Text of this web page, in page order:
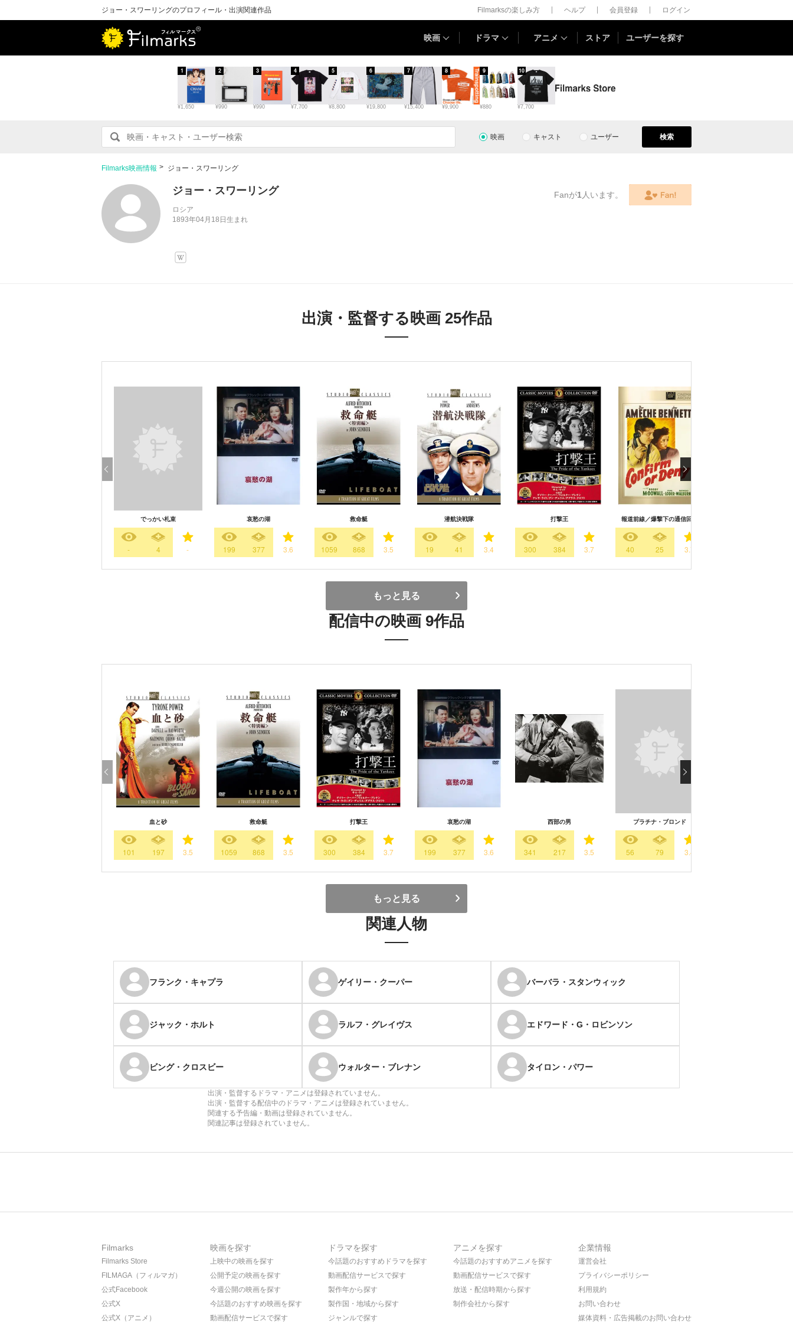
ジョー・スワーリングのプロフィール・出演関連作品 Filmarksの楽しみ方 ヘルプ 会員登録 ログイン
映画 ドラマ アニメ ストア ユーザーを探す
¥1,650
1
¥990
2
¥990
3
¥7,700
4
¥8,800
5
¥19,800
6
¥15,400
7
¥9,900
8
¥880
9
¥7,700
10
映画 キャスト ユーザー 検索
Filmarks映画情報 ジョー・スワーリング
ジョー・スワーリング
ロシア
1893年04月18日生まれ
Fanが1 人います。
出演・監督する映画 25作品
でっかい札束
- 4 -
哀愁の湖
199 377 3.6
救命艇
1059 868 3.5
潜航決戦隊
19 41 3.4
打撃王
300 384 3.7
報道前線／爆撃下の通信回線
40 25 3.7
もっと見る
配信中の映画 9作品
血と砂
101 197 3.5
救命艇
1059 868 3.5
打撃王
300 384 3.7
哀愁の湖
199 377 3.6
西部の男
341 217 3.5
プラチナ・ブロンド
56 79 3.4
もっと見る
関連人物
フランク・キャプラ ゲイリー・クーパー バーバラ・スタンウィック
ジャック・ホルト ラルフ・グレイヴス エドワード・G・ロビンソン
ビング・クロスビー ウォルター・ブレナン タイロン・パワー
出演・監督するドラマ・アニメは登録されていません。
出演・監督する配信中のドラマ・アニメは登録されていません。
関連する予告編・動画は登録されていません。
関連記事は登録されていません。
Filmarks
Filmarks Store
FILMAGA（フィルマガ）
公式Facebook
公式X
公式X（アニメ）
映画を探す
上映中の映画を探す
公開予定の映画を探す
今週公開の映画を探す
今話題のおすすめ映画を探す
動画配信サービスで探す
ドラマを探す
今話題のおすすめドラマを探す
動画配信サービスで探す
製作年から探す
製作国・地域から探す
ジャンルで探す
アニメを探す
今話題のおすすめアニメを探す
動画配信サービスで探す
放送・配信時期から探す
制作会社から探す
企業情報
運営会社
プライバシーポリシー
利用規約
お問い合わせ
媒体資料・広告掲載のお問い合わせ